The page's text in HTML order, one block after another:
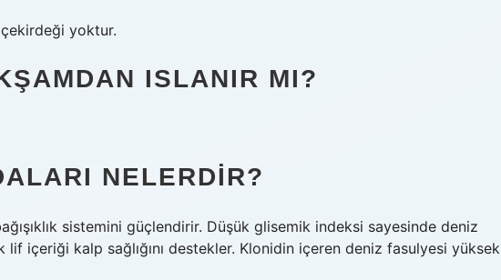
yoktur.
ISLANIR MI?
NELERDIR?
sistemini güçlendirir. Düşük glisemik indeksi sayesinde deniz
içeriği kalp sağlığını destekler. Klonidin içeren deniz fasulyesi yüksek